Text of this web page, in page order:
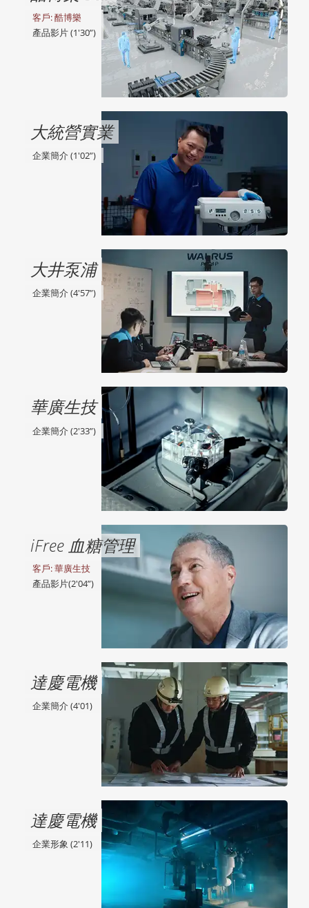
客戶: 酷博樂
產品影片 (1'30”)
大統營實業
企業簡介 (1'02”)
大井泵浦
企業簡介 (4'57”)
華廣生技
企業簡介 (2'33”)
iFree 血糖管理
客戶: 華廣生技
產品影片(2'04”)
達慶電機
企業簡介 (4'01)
達慶電機
企業形象 (2'11)